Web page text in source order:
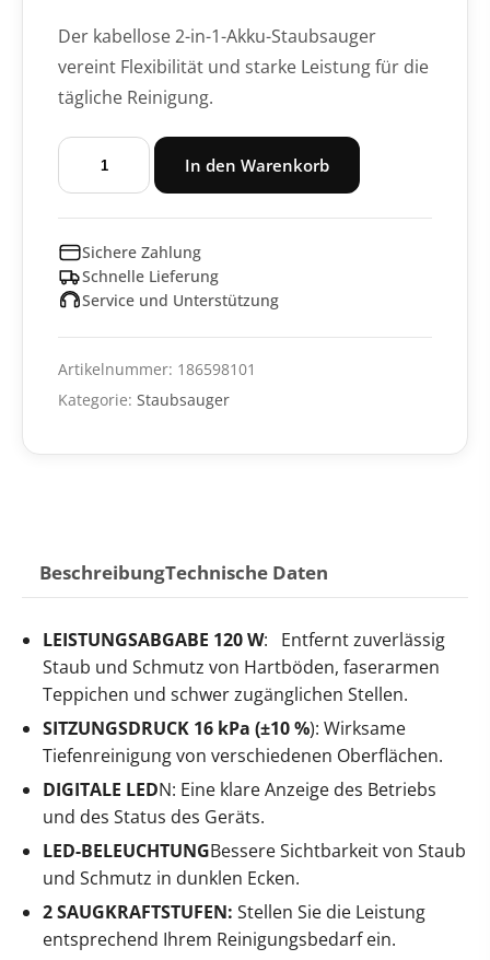
Der kabellose 2-in-1-Akku-Staubsauger
vereint Flexibilität und starke Leistung für die
tägliche Reinigung.
Akku-
Staubsauger
Menge
In den Warenkorb
Sichere Zahlung
Schnelle Lieferung
Service und Unterstützung
Artikelnummer: 186598101
Kategorie: Staubsauger
BeschreibungTechnische Daten
LEISTUNGSABGABE 120 W: Entfernt zuverlässig
Staub und Schmutz von Hartböden, faserarmen
Teppichen und schwer zugänglichen Stellen.
SITZUNGSDRUCK 16 kPa (±10 %): Wirksame
Tiefenreinigung von verschiedenen Oberflächen.
DIGITALE LEDN: Eine klare Anzeige des Betriebs
und des Status des Geräts.
LED-BELEUCHTUNGBessere Sichtbarkeit von Staub
und Schmutz in dunklen Ecken.
2 SAUGKRAFTSTUFEN: Stellen Sie die Leistung
entsprechend Ihrem Reinigungsbedarf ein.